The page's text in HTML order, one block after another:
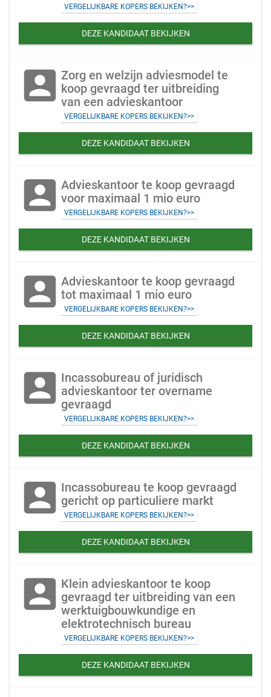
VERGELIJKBARE KOPERS BEKIJKEN?>>
DEZE KANDIDAAT BEKIJKEN
account_box Zorg en welzijn adviesmodel te
koop gevraagd ter uitbreiding
van een advieskantoor
VERGELIJKBARE KOPERS BEKIJKEN?>>
DEZE KANDIDAAT BEKIJKEN
account_box Advieskantoor te koop gevraagd
voor maximaal 1 mio euro
VERGELIJKBARE KOPERS BEKIJKEN?>>
DEZE KANDIDAAT BEKIJKEN
account_box Advieskantoor te koop gevraagd
tot maximaal 1 mio euro
VERGELIJKBARE KOPERS BEKIJKEN?>>
DEZE KANDIDAAT BEKIJKEN
account_box Incassobureau of juridisch
advieskantoor ter overname
gevraagd
VERGELIJKBARE KOPERS BEKIJKEN?>>
DEZE KANDIDAAT BEKIJKEN
account_box Incassobureau te koop gevraagd
gericht op particuliere markt
VERGELIJKBARE KOPERS BEKIJKEN?>>
DEZE KANDIDAAT BEKIJKEN
account_box Klein advieskantoor te koop
gevraagd ter uitbreiding van een
werktuigbouwkundige en
elektrotechnisch bureau
VERGELIJKBARE KOPERS BEKIJKEN?>>
DEZE KANDIDAAT BEKIJKEN